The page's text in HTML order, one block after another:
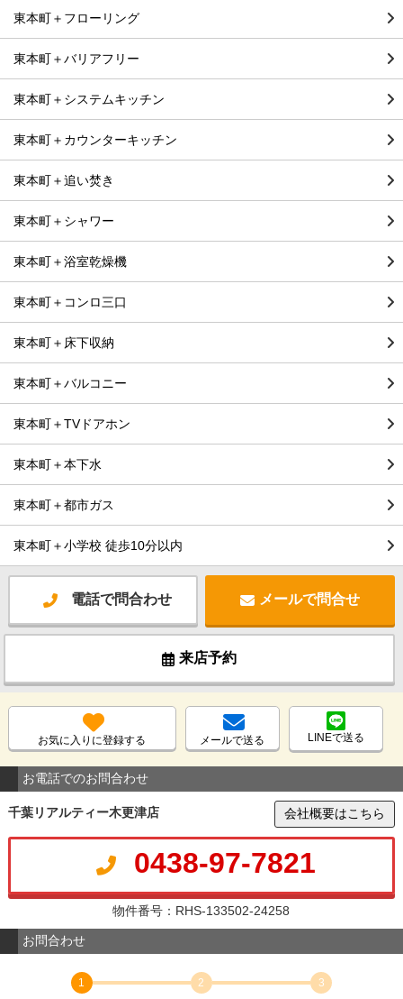
東本町＋フローリング
東本町＋バリアフリー
東本町＋システムキッチン
東本町＋カウンターキッチン
東本町＋追い焚き
東本町＋シャワー
東本町＋浴室乾燥機
東本町＋コンロ三口
東本町＋床下収納
東本町＋バルコニー
東本町＋TVドアホン
東本町＋本下水
東本町＋都市ガス
東本町＋小学校 徒歩10分以内
電話で問合わせ メールで問合せ
来店予約
お気に入りに登録する メールで送る LINEで送る
お電話でのお問合わせ
千葉リアルティー木更津店 会社概要はこちら
0438-97-7821
物件番号：RHS-133502-24258
お問合わせ
1
2
3